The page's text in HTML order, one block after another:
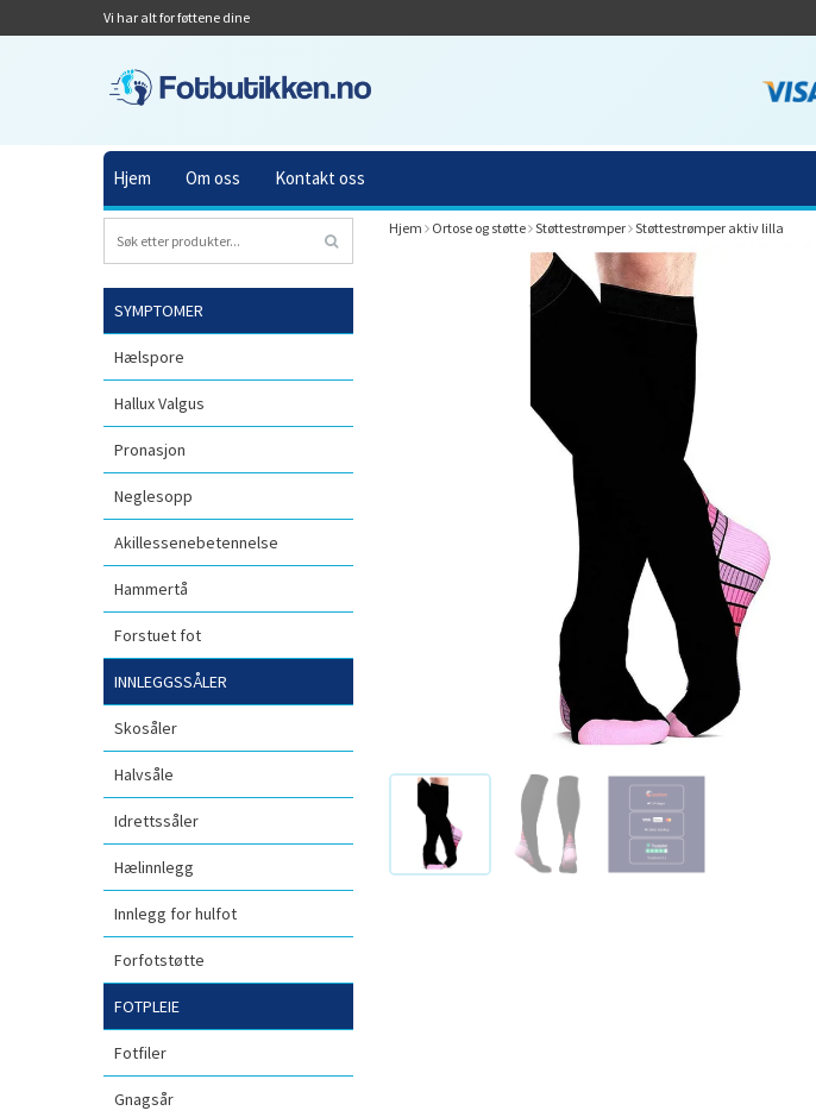
Vi har alt for føttene dine
Hjem Om oss Kontakt oss
SYMPTOMER
Hælspore
Hallux Valgus
Pronasjon
Neglesopp
Akillessenebetennelse
Hammertå
Forstuet fot
INNLEGGSSÅLER
Skosåler
Halvsåle
Idrettssåler
Hælinnlegg
Innlegg for hulfot
Forfotstøtte
FOTPLEIE
Fotfiler
Gnagsår
Hjem Ortose og støtte Støttestrømper Støttestrømper aktiv lilla